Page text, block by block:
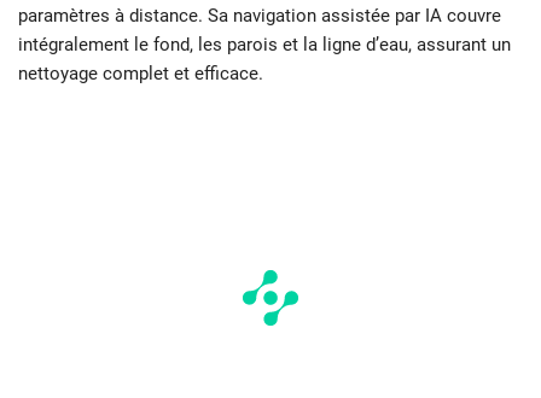
paramètres à distance. Sa navigation assistée par IA couvre
intégralement le fond, les parois et la ligne d’eau, assurant un
nettoyage complet et efficace.